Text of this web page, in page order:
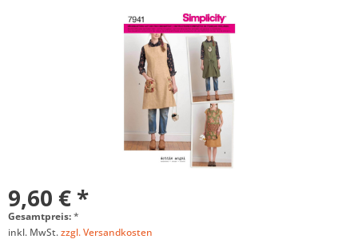
9,60 € *
Gesamtpreis:*
inkl. MwSt.zzgl. Versandkosten